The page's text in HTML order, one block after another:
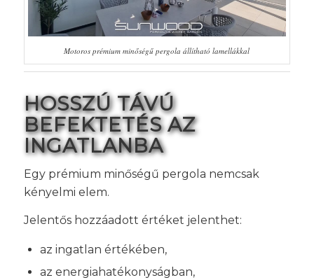
Motoros prémium minőségű pergola állítható lamellákkal
HOSSZÚ TÁVÚ
BEFEKTETÉS AZ
INGATLANBA
Egy prémium minőségű pergola nemcsak
kényelmi elem.
Jelentős hozzáadott értéket jelenthet:
az ingatlan értékében,
az energiahatékonyságban,